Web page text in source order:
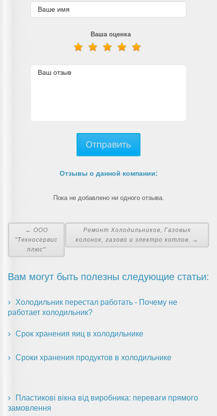
Ваша оценка
Отправить
Отзывы о данной компании:
Пока не добавлено ни одного отзыва.
← ООО
"Техносервис
плюс"
Ремонт Холодильников, Газовых
колонок, газово и электро котлов. →
Вам могут быть полезны следующие статьи:
Холодильник перестал работать - Почему не
работает холодильник?
Срок хранения яиц в холодильнике
Сроки хранения продуктов в холодильнике
Пластикові вікна від виробника: переваги прямого
замовлення